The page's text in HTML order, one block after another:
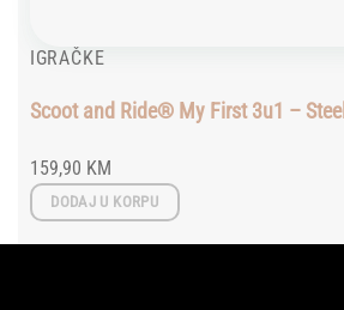
IGRAČKE
Scoot and Ride® My First 3u1 – Steel
159,90 KM
DODAJ U KORPU